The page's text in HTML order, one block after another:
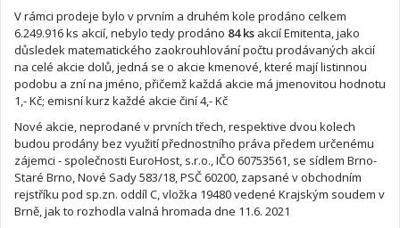
V rámci prodeje bylo v prvním a druhém kole prodáno celkem
6.249.916 ks akcií, nebylo tedy prodáno 84 ks akcií Emitenta, jako
důsledek matematického zaokrouhlování počtu prodávaných akcií
na celé akcie dolů, jedná se o akcie kmenové, které mají listinnou
podobu a zní na jméno, přičemž každá akcie má jmenovitou hodnotu
1,- Kč; emisní kurz každé akcie činí 4,- Kč
Nové akcie, neprodané v prvních třech, respektive dvou kolech
budou prodány bez využití přednostního práva předem určenému
zájemci - společnosti EuroHost, s.r.o., IČO 60753561, se sídlem Brno-
Staré Brno, Nové Sady 583/18, PSČ 60200, zapsané v obchodním
rejstříku pod sp.zn. oddíl C, vložka 19480 vedené Krajským soudem v
Brně, jak to rozhodla valná hromada dne 11.6. 2021